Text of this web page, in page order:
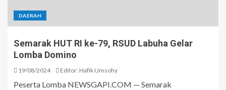
DAERAH
Semarak HUT RI ke-79, RSUD Labuha Gelar
Lomba Domino
19/08/2024 Editor: Hafik Umsohy
Peserta Lomba NEWSGAPI.COM — Semarak